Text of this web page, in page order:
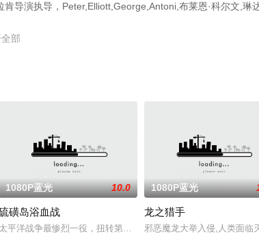
导演执导，Peter,Elliott,George,Antoni,布莱恩·科尔文,琳
等
部
不料却被小染坊的梨花误会成帮凶，梨花的爷爷在染坊被砸的过
妹报仇，血洗巴西贫民窟的故事。\r\n怀特扮演的退伍海军陆战
1080P蓝光 10.0
磺岛浴血战
太平洋战争最惨烈一役，扭转第二次大战战局的硫磺岛
1080P蓝光
龙之猎手
邪恶魔龙大举入侵,人类面临